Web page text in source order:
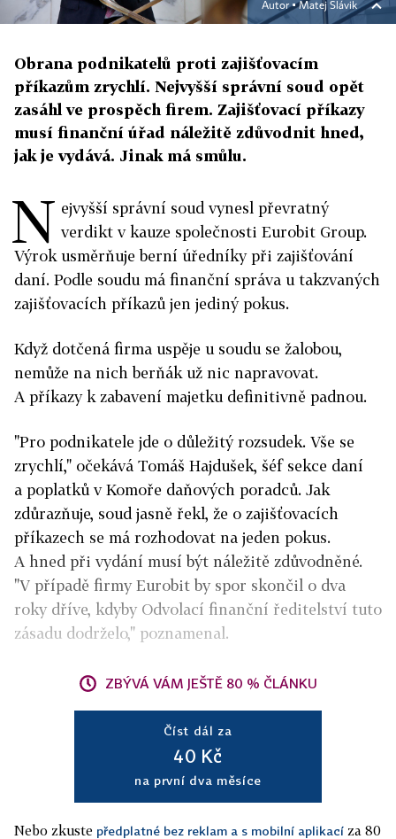
Autor ▪Matej Slávik
Obrana podnikatelů proti zajišťovacím
příkazům zrychlí. Nejvyšší správní soud opět
zasáhl ve prospěch firem. Zajišťovací příkazy
musí finanční úřad náležitě zdůvodnit hned,
jak je vydává. Jinak má smůlu.
N ejvyšší správní soud vynesl převratný
verdikt v kauze společnosti Eurobit Group.
Výrok usměrňuje berní úředníky při zajišťování
daní. Podle soudu má finanční správa u takzvaných
zajišťovacích příkazů jen jediný pokus.
Když dotčená firma uspěje u soudu se žalobou,
nemůže na nich berňák už nic napravovat.
A příkazy k zabavení majetku definitivně padnou.
"Pro podnikatele jde o důležitý rozsudek. Vše se
zrychlí," očekává Tomáš Hajdušek, šéf sekce daní
a poplatků v Komoře daňových poradců. Jak
zdůrazňuje, soud jasně řekl, že o zajišťovacích
příkazech se má rozhodovat na jeden pokus.
A hned při vydání musí být náležitě zdůvodněné.
"V případě firmy Eurobit by spor skončil o dva
roky dříve, kdyby Odvolací finanční ředitelství tuto
zásadu dodrželo," poznamenal.
ZBÝVÁ VÁM JEŠTĚ 80 % ČLÁNKU
Číst dál za
40 Kč
na první dva měsíce
Nebo zkuste předplatné bez reklam a s mobilní aplikací za 80